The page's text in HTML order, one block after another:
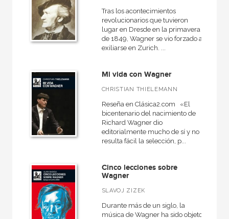
Tras los acontecimientos
revolucionarios que tuvieron
lugar en Dresde en la primavera
de 1849, Wagner se vio forzado a
exiliarse en Zurich. ...
Mi vida con Wagner
CHRISTIAN THIELEMANN
Reseña en Clásica2.com «El
bicentenario del nacimiento de
Richard Wagner dio
editorialmente mucho de sí y no
resulta fácil la selección, p...
Cinco lecciones sobre
Wagner
SLAVOJ ZIZEK
Durante más de un siglo, la
música de Wagner ha sido objeto